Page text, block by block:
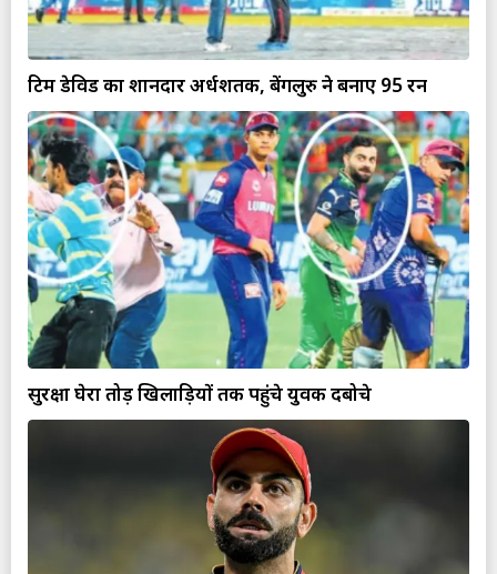
टिम डेविड का शानदार अर्धशतक, बेंगलुरु ने बनाए 95 रन
सुरक्षा घेरा तोड़ खिलाड़ियों तक पहुंचे युवक दबोचे